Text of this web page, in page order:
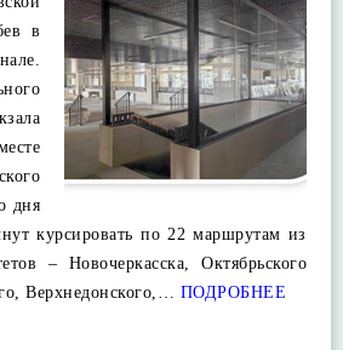
в
дня
курсировать по 22 маршрутам из
– Новочеркасска, Октябрьского
Верхнедонского,… ПОДРОБНЕЕ